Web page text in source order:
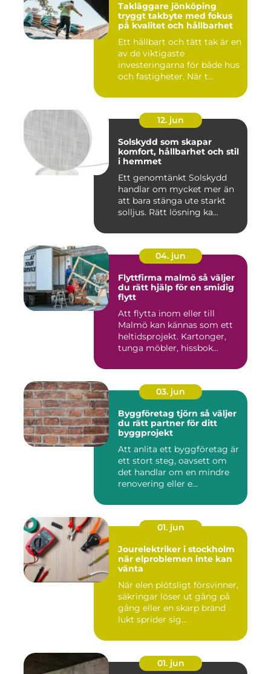
Takläggare jönköping
tryggt takbyte med fokus
på kvalitet och hållbarhet
Ett hållbart och tätt tak är en
av de viktigaste
investeringarna för både hus
och fastigheter. När t...
12. jun
Solskydd som skapar
komfort, hållbarhet och stil
i hemmet
Ett genomtänkt Solskydd
handlar om mycket mer än
att bara stänga ute starkt
solljus. Rätt lösning ka...
04. jun
Flyttfirma malmö så väljer
du rätt hjälp för en smidig
flytt
Att flytta inom eller till
Malmö kan kännas som ett
heltidsprojekt. Kartonger,
tunga möbler, hissbok...
03. jun
Byggföretag tjörn så väljer
du rätt partner för ditt
byggprojekt
Att anlita ett byggföretag är
ett stort steg, oavsett om
det handlar om en mindre
renovering eller e...
01. jun
Jourelektriker i stockholm
när elproblemen inte kan
vänta
När elen plötsligt försvinner,
säkringar löser ut gång på
gång eller en skarp bränd
lukt sprider sig...
01. jun